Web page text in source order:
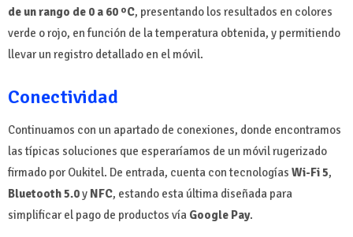
de un rango de 0 a 60 ºC, presentando los resultados en colores
verde o rojo, en función de la temperatura obtenida, y permitiendo
llevar un registro detallado en el móvil.
Conectividad
Continuamos con un apartado de conexiones, donde encontramos
las típicas soluciones que esperaríamos de un móvil rugerizado
firmado por Oukitel. De entrada, cuenta con tecnologías Wi-Fi 5,
Bluetooth 5.0y NFC, estando esta última diseñada para
simplificar el pago de productos vía Google Pay.